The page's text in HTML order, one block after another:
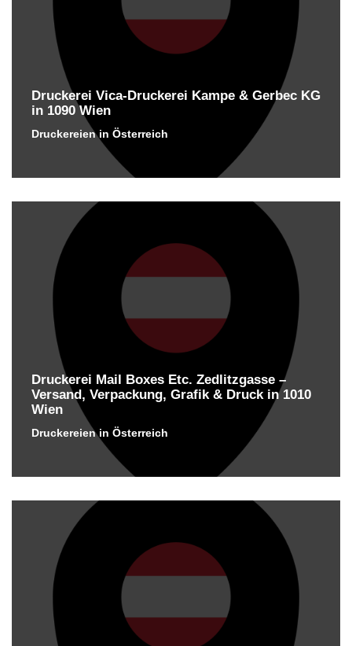
Druckerei Vica-Druckerei Kampe & Gerbec KG
in 1090 Wien
Druckereien in Österreich
Druckerei Mail Boxes Etc. Zedlitzgasse –
Versand, Verpackung, Grafik & Druck in 1010
Wien
Druckereien in Österreich